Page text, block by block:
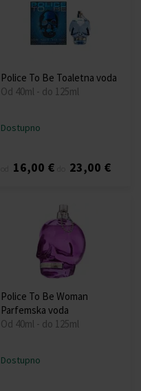
Police To Be Toaletna voda
Od 40ml - do 125ml
Dostupno
16,00 € 23,00 €
Police To Be Woman
Parfemska voda
Od 40ml - do 125ml
Dostupno